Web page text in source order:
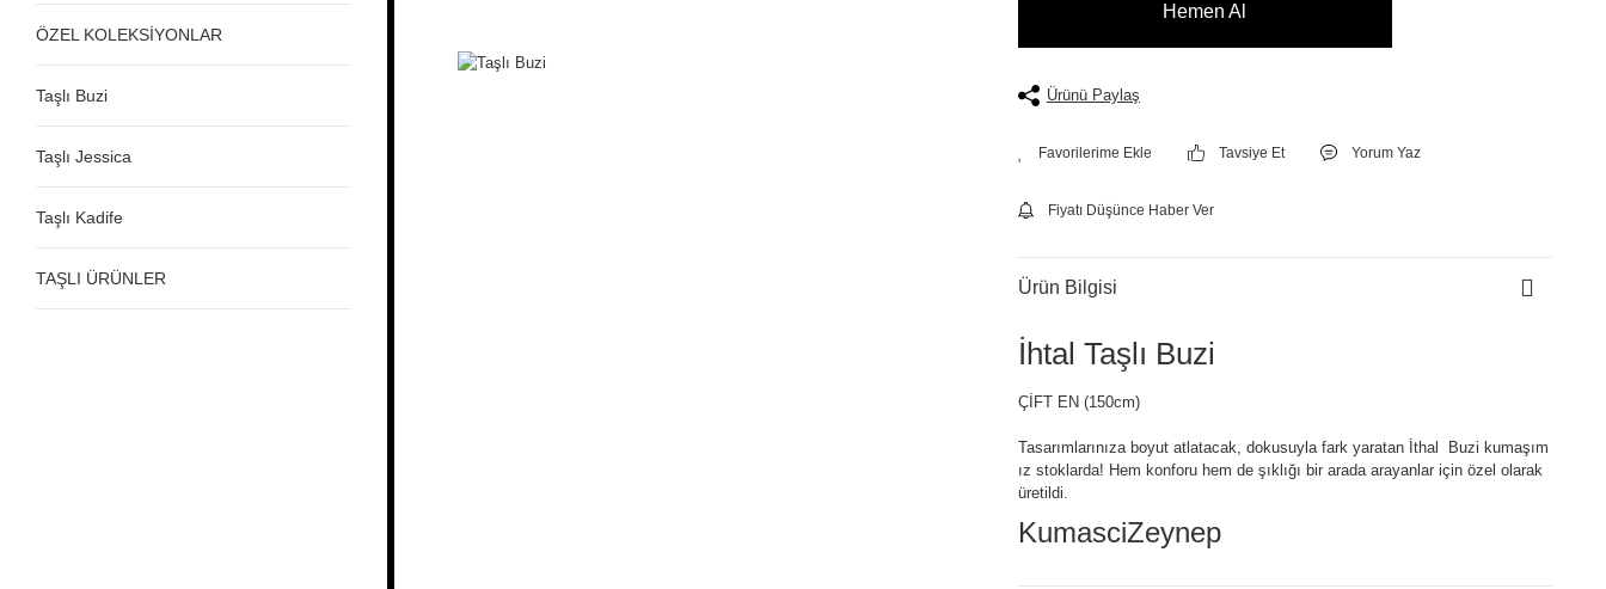
ÖZEL KOLEKSİYONLAR
Taşlı Buzi
Taşlı Jessica
Taşlı Kadife
TAŞLI ÜRÜNLER
Hemen Al
Ürünü Paylaş
Tavsiye Et Yorum Yaz
Fiyatı Düşünce Haber Ver
Ürün Bilgisi
İhtal Taşlı Buzi
ÇİFT EN (150cm)
Tasarımlarınıza boyut atlatacak, dokusuyla fark yaratan İthal Buzi kumaşım
ız stoklarda! Hem konforu hem de şıklığı bir arada arayanlar için özel olarak
üretildi.
KumasciZeynep